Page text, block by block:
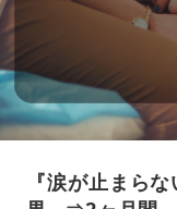
『涙が止まら